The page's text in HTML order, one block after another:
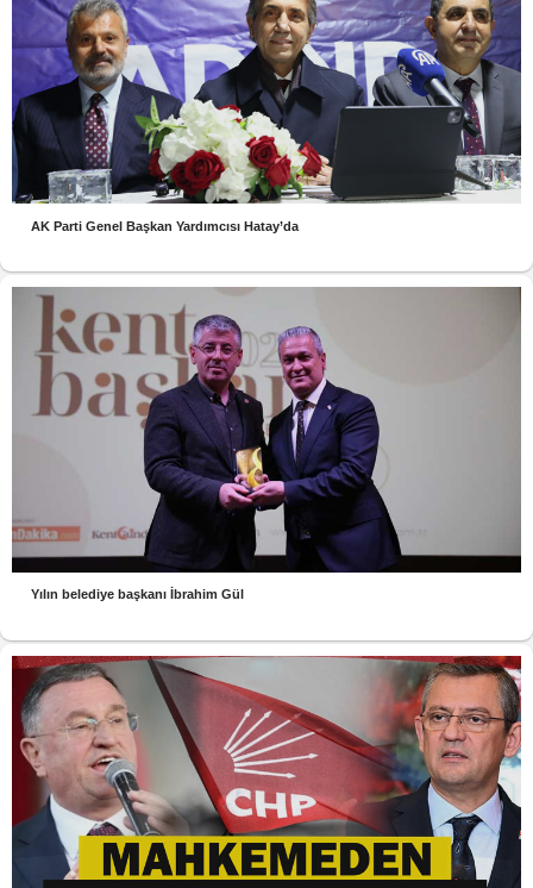
AK Parti Genel Başkan Yardımcısı Hatay’da
Yılın belediye başkanı İbrahim Gül